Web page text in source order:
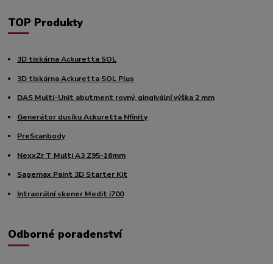
TOP Produkty
3D tiskárna Ackuretta SOL
3D tiskárna Ackuretta SOL Plus
DAS Multi-Unit abutment rovný, gingivální výška 2 mm
Generátor dusíku Ackuretta Nfinity
PreScanbody
NexxZr T Multi A3 Z95-16mm
Sagemax Paint 3D Starter Kit
Intraorální skener Medit i700
Odborné poradenství